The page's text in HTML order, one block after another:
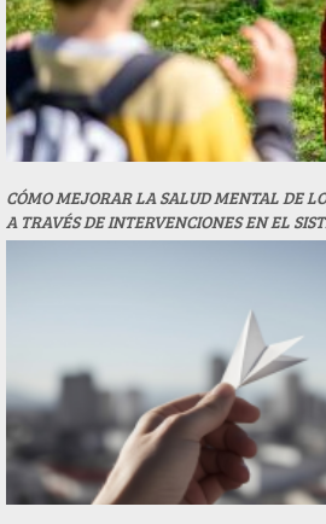
CÓMO MEJORAR LA SALUD MENTAL DE
A TRAVÉS DE INTERVENCIONES EN EL